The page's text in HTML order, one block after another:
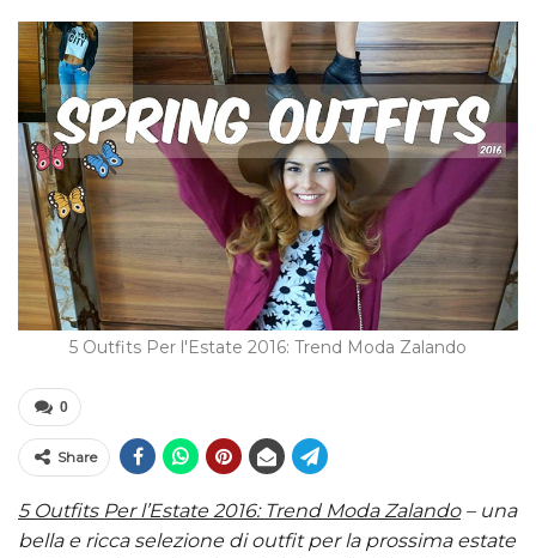
5 Outfits Per l'Estate 2016: Trend Moda Zalando
0
Share
5 Outfits Per l’Estate 2016: Trend Moda Zalando– una
bella e ricca selezione di outfit per la prossima estate